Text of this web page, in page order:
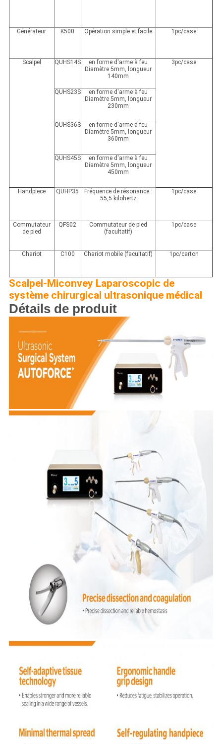
Générateur K500 Opération simple et facile 1pc/case
Scalpel QUHS14S
en forme d'arme à feu
Diamètre 5mm, longueur
140mm
3pc/case
QUHS23S
en forme d'arme à feu
Diamètre 5mm, longueur
230mm
QUHS36S
en forme d'arme à feu
Diamètre 5mm, longueur
360mm
QUHS45S
en forme d'arme à feu
Diamètre 5mm, longueur
450mm
Handpiece QUHP35
Fréquence de résonance :
55,5 kilohertz
1pc/case
Commutateur
de pied
QFS02
Commutateur de pied
(facultatif)
1pc/case
Chariot C100 Chariot mobile (facultatif) 1pc/carton
Scalpel-Miconvey Laparoscopic de
système chirurgical ultrasonique médical
Détails de produit